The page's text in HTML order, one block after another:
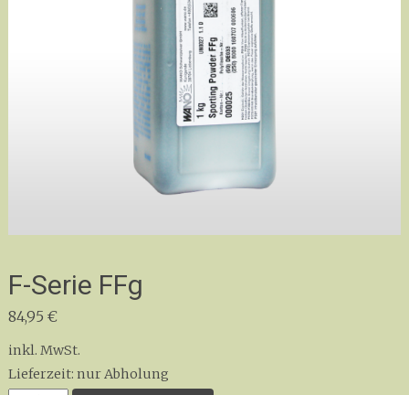
F-Serie FFg
84,95 €
inkl. MwSt.
Lieferzeit: nur Abholung